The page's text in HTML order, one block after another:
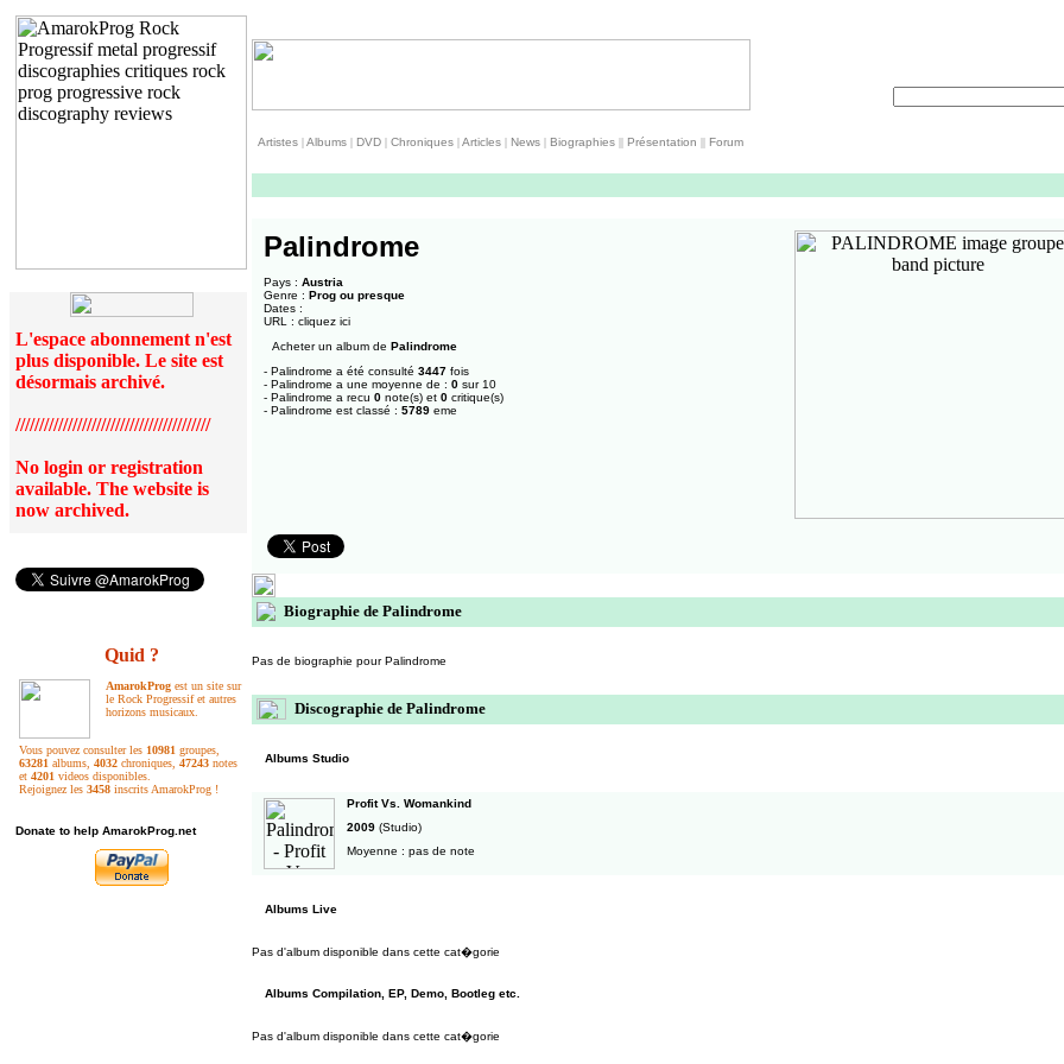
L'espace abonnement n'est
plus disponible. Le site est
désormais archivé.
/////////////////////////////////////////
No login or registration
available. The website is
now archived.
Quid ?
AmarokProg est un site sur
le Rock Progressif et autres
horizons musicaux.
Vous pouvez consulter les 10981 groupes,
63281 albums, 4032 chroniques, 47243 notes
et 4201 videos disponibles.
Rejoignez les 3458 inscrits AmarokProg !
Donate to help AmarokProg.net
Artistes |Albums | DVD | Chroniques |Articles | News | Biographies || Présentation || Forum
Palindrome
Pays : Austria
Genre : Prog ou presque
Dates :
URL : cliquez ici
Acheter un album de Palindrome
- Palindrome a été consulté 3447 fois
- Palindrome a une moyenne de : 0 sur 10
- Palindrome a recu 0 note(s) et 0 critique(s)
- Palindrome est classé : 5789 eme
Biographie de Palindrome
Pas de biographie pour Palindrome
Discographie de Palindrome
Albums Studio
Profit Vs. Womankind
2009 (Studio)
Moyenne : pas de note
Albums Live
Pas d'album disponible dans cette cat�gorie
Albums Compilation, EP, Demo, Bootleg etc.
Pas d'album disponible dans cette cat�gorie